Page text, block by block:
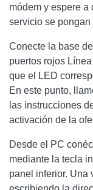
módem y espere a
servicio se
Conecte la base
puertos rojos
que el LED
En este punto,
las instrucciones
activación de la
Desde el PC
mediante la tecla
panel inferior. Una